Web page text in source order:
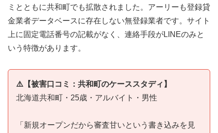
ミとともに共和町でも拡散されました。アーリーも登録貸
金業者データベースに存在しない無登録業者です。サイト
上に固定電話番号の記載がなく、連絡手段がLINEのみと
いう特徴があります。
⚠️【被害口コミ：共和町のケーススタディ】
北海道共和町・25歳・アルバイト・男性
「新規オープンだから審査甘いという書き込みを見